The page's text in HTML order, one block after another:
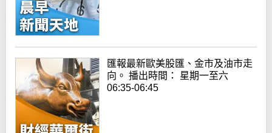
匯報最新歐美股匯、金市及油市走
向。 播出時間： 星期一至六
06:35-06:45